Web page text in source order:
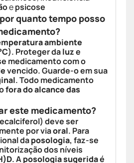
epsicose
quanto tempo posso
ambiente
). Proteger daluze
medicamento com o
vencido. Guarde-o em sua
. Todo medicamento
fora do alcance das
este medicamento?
deve ser
por viaoral. Para
daposologia, faz-se
dos níveis
. Aposologia sugeridaé